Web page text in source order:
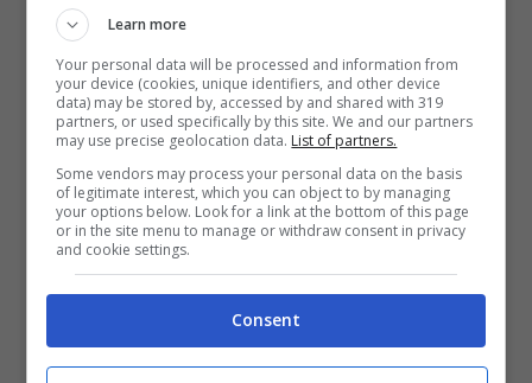
propaganda sono stati determinati dalla
giunta. Quelli evidenziati con la parola
“Comune” non sono riservati alla
comunicazione istituzionale dell’Ente (che è
stata effettuata regolarmente secondo i
canali previsti dalla legge). La scritta è stata
aggiunta per evitare affissioni abusive dal
momento che i pannelli erano stati
predisposti prima che scadessero i termini
per la presentazione delle domande, in
Learn more
Your personal data will be processed and information from
your device (cookies, unique identifiers, and other device
data) may be stored by, accessed by and shared with 319
partners, or used specifically by this site. We and our partners
may use precise geolocation data. List of partners.
Some vendors may process your personal data on the basis
of legitimate interest, which you can object to by managing
your options below. Look for a link at the bottom of this page
or in the site menu to manage or withdraw consent in privacy
and cookie settings.
Consent